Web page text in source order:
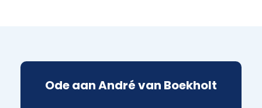
Ode aan André van Boekholt